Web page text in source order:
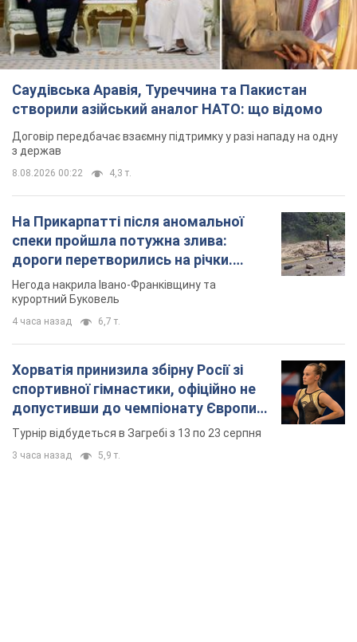
8.08.2026 00:22 4,3 т.
На Прикарпатті після аномальної
спеки пройшла потужна злива:
дороги перетворились на річки.
Відео
курортний Буковель
спортивної гімнастики, офіційно не
допустивши до чемпіонату Європи
основних спортсменів
3 часа назад 5,9 т.